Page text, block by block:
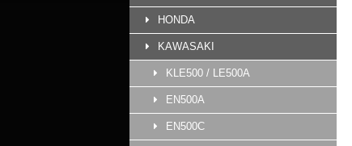
HONDA
KAWASAKI
KLE500 / LE500A
EN500A
EN500C